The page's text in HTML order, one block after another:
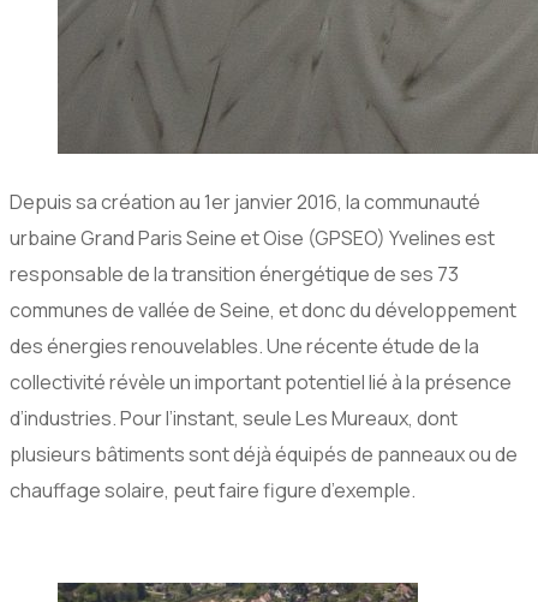
Depuis sa création au 1er janvier 2016, la communauté
urbaine Grand Paris Seine et Oise (GPSEO) Yvelines est
responsable de la transition énergétique de ses 73
communes de vallée de Seine, et donc du développement
des énergies renouvelables. Une récente étude de la
collectivité révèle un important potentiel lié à la présence
d’industries. Pour l’instant, seule Les Mureaux, dont
plusieurs bâtiments sont déjà équipés de panneaux ou de
chauffage solaire, peut faire figure d’exemple.